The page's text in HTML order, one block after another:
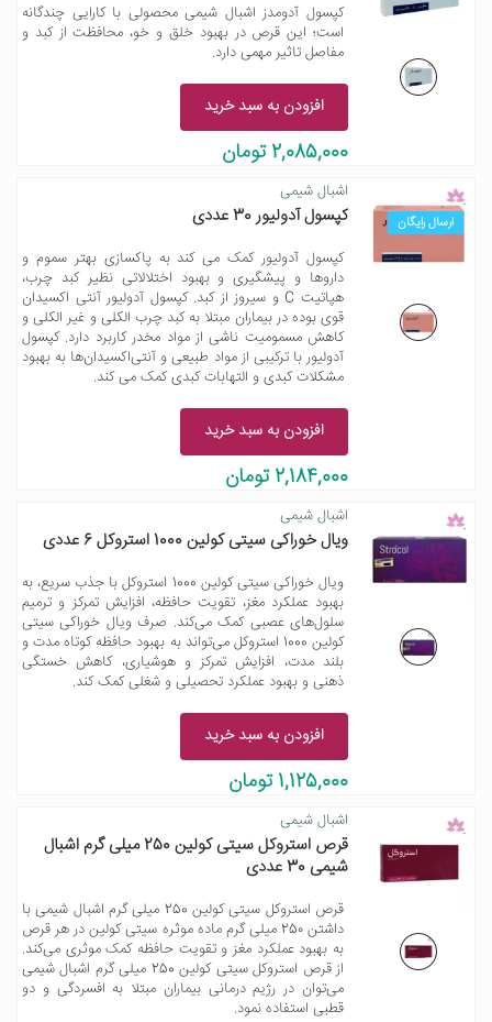
کپسول آدومدز اشبال شیمی محصولی با کارایی چندگانه
است؛ این قرص در بهبود خلق و خو، محافظت از کبد و
مفاصل تاثیر مهمی دارد.
افزودن به سبد خرید
2,085,000 تومان
ارسال رایگان
اشبال شیمی
کپسول آدولیور 30 عددی
کپسول آدولیور کمک می کند به پاکسازی بهتر سموم و
داروها و پیشگیری و بهبود اختلالاتی نظیر کبد چرب،
هپاتیت C و سیروز از کبد. کپسول آدولیور آنتی اکسیدان
قوی بوده در بیماران مبتلا به کبد چرب الکلی و غیر الکلی و
کاهش مسمومیت ناشی از مواد مخدر کاربرد دارد. کپسول
آدولیور با ترکیبی از مواد طبیعی و آنتی‌اکسیدان‌ها به بهبود
مشکلات کبدی و التهابات کبدی کمک می کند.
افزودن به سبد خرید
2,184,000 تومان
اشبال شیمی
ویال خوراکی سیتی کولین 1000 استروکل 6 عددی
ویال خوراکی سیتی کولین 1000 استروکل با جذب سریع، به
بهبود عملکرد مغز، تقویت حافظه، افزایش تمرکز و ترمیم
سلول‌های عصبی کمک می‌کند. صرف ویال خوراکی سیتی
کولین 1000 استروکل می‌تواند به بهبود حافظه کوتاه مدت و
بلند مدت، افزایش تمرکز و هوشیاری، کاهش خستگی
ذهنی و بهبود عملکرد تحصیلی و شغلی کمک کند.
افزودن به سبد خرید
1,125,000 تومان
اشبال شیمی
قرص استروکل سیتی کولین 250 میلی گرم اشبال
شیمی 30 عددی
قرص استروکل سیتی کولین 250 میلی گرم اشبال شیمی با
داشتن 25۰ میلی گرم ماده موثره سیتی کولین در هر قرص
به بهبود عملکرد مغز و تقویت حافظه کمک موثری می‌کند.
از قرص استروکل سیتی کولین 250 میلی گرم اشبال شیمی
می‌توان در رژیم درمانی بیماران مبتلا به افسردگی و دو
قطبی استفاده نمود.